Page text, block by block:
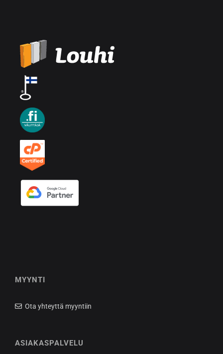
MYYNTI
Ota yhteyttä myyntiin
ASIAKASPALVELU